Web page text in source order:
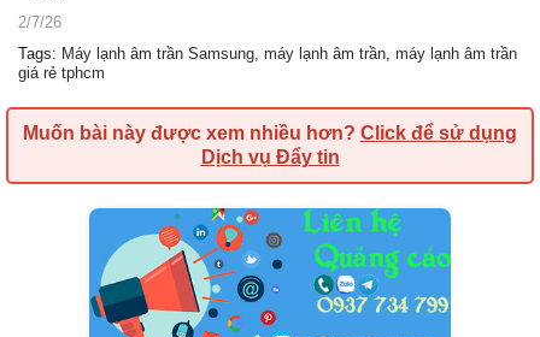
2/7/26
Tags: Máy lạnh âm trần Samsung, máy lạnh âm trần, máy lạnh âm trần
giá rẻ tphcm
Muốn bài này được xem nhiều hơn? Click để sử dụng
Dịch vụ Đẩy tin